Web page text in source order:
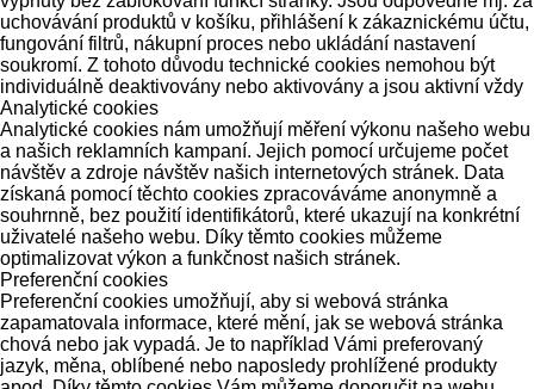
uchovávání produktů v košíku, přihlášení k zákaznickému účtu,
fungování filtrů, nákupní proces nebo ukládání nastavení
soukromí. Z tohoto důvodu technické cookies nemohou být
individuálně deaktivovány nebo aktivovány a jsou aktivní vždy
Analytické cookies
Analytické cookies nám umožňují měření výkonu našeho webu
a našich reklamních kampaní. Jejich pomocí určujeme počet
návštěv a zdroje návštěv našich internetových stránek. Data
získaná pomocí těchto cookies zpracováváme anonymně a
souhrnně, bez použití identifikátorů, které ukazují na konkrétní
uživatelé našeho webu. Díky těmto cookies můžeme
optimalizovat výkon a funkčnost našich stránek.
Preferenční cookies
Preferenční cookies umožňují, aby si webová stránka
zapamatovala informace, které mění, jak se webová stránka
chová nebo jak vypadá. Je to například Vámi preferovaný
jazyk, měna, oblíbené nebo naposledy prohlížené produkty